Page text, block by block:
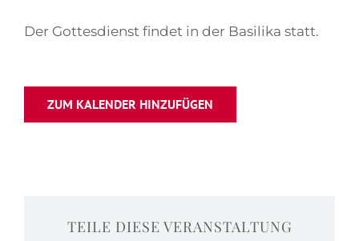
Der Gottesdienst findet in der Basilika statt.
ZUM KALENDER HINZUFÜGEN
TEILE DIESE VERANSTALTUNG